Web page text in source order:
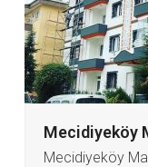
Mecidiyeköy
Mecidiyeköy